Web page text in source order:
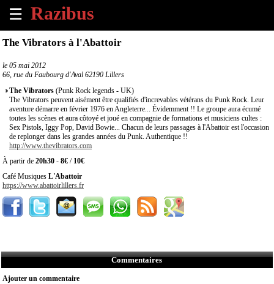
☰
×
Tous
les
évènements
à
venir
Annoncer
un
évènement
Contact
propos
The Vibrators à l'Abattoir
le 05 mai 2012
66, rue du Faubourg d'Aval 62190 Lillers
The Vibrators (Punk Rock legends - UK)
The Vibrators peuvent aisément être qualifiés d'increvables vétérans du Punk Rock. Leur
aventure démarre en février 1976 en Angleterre... Évidemment !! Le groupe aura écumé
toutes les scènes et aura côtoyé et joué en compagnie de formations et musiciens cultes :
Sex Pistols, Iggy Pop, David Bowie... Chacun de leurs passages à l'Abattoir est l'occasion
de replonger dans les grandes années du Punk. Authentique !!
http://www.thevibrators.com
À partir de 20h30 - 8€ / 10€
Café Musiques L'Abattoir
https://www.abattoirlillers.fr
Commentaires
Ajouter un commentaire